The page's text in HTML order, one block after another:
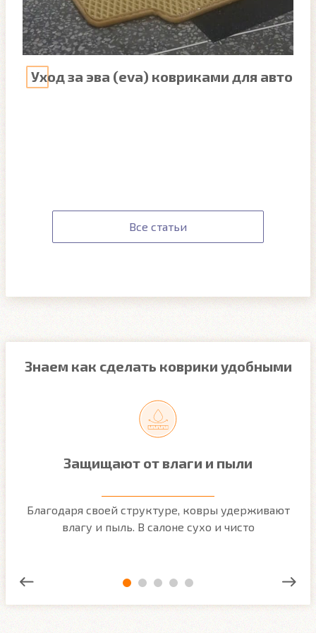
Уход за эва (eva) ковриками для авто
Все статьи
Знаем как сделать коврики удобными
Защищают от влаги и пыли
Благодаря своей структуре, ковры удерживают
влагу и пыль. В салоне сухо и чисто